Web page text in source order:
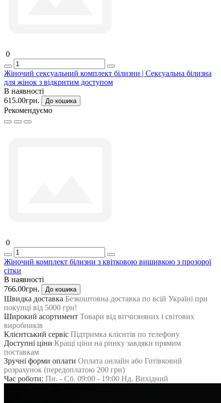
0
Жіночий сексуальний комплект білизни | Сексуальна білизна
для жінок з відкритим доступом
В наявності
615.00грн.
До кошика
Рекомендуємо
0
Жіночий комплект білизни з квітковою вишивкою з прозорої
сітки
В наявності
766.00грн.
До кошика
Швидка доставка Безкоштовна доставка по всій Україні при
покупці від 5000 грн!
Широкий асортимент Товари від вітчизняних і світових
виробників
Клієнтський сервіс Підтримка клієнтів по телефону
Доступні ціни Кращі ціни на ринку завдяки прямим
поставкам
Зручні форми оплати Оплата онлайн або Готівковий
розрахунок (передоплатою 200 грн)
Час роботи: Пн. - Сб. 09:00 - 19:00 Нд. Вихідний